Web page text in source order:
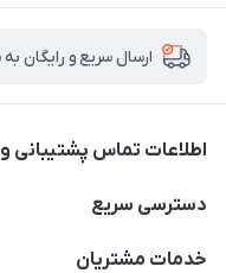
ارسال سریع و رایگان به
اطلاعات تماس
02122913970 داخلی 219
دسترسی سریع
خانه
خدمات مشتریان